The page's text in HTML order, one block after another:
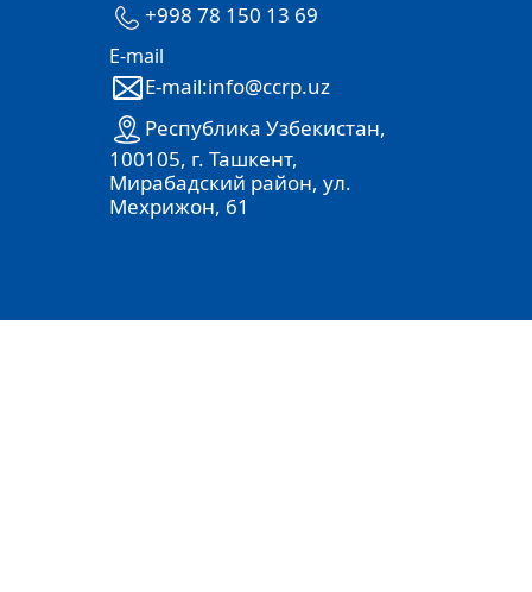
+998 78 150 13 69
E-mail
E-mail:info@ccrp.uz
Республика Узбекистан,
100105, г. Ташкент,
Мирабадский район, ул.
Мехрижон, 61